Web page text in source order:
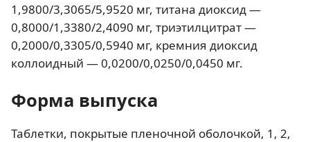
1,9800/3,3065/5,9520 мг, титана диоксид —
0,8000/1,3380/2,4090 мг, триэтилцитрат —
0,2000/0,3305/0,5940 мг, кремния диоксид
коллоидный — 0,0200/0,0250/0,0450 мг.
Форма выпуска
Таблетки, покрытые пленочной оболочкой, 1, 2,